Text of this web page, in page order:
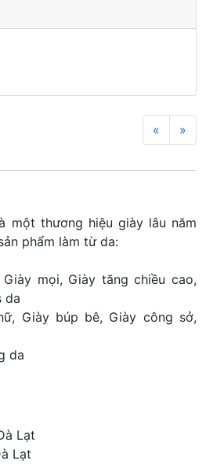
« »
một thương hiệu giày lâu năm
phẩm làm từ da:
mọi, Giày tăng chiều cao,
da
Giày búp bê, Giày công sở,
da
Lạt
Lạt